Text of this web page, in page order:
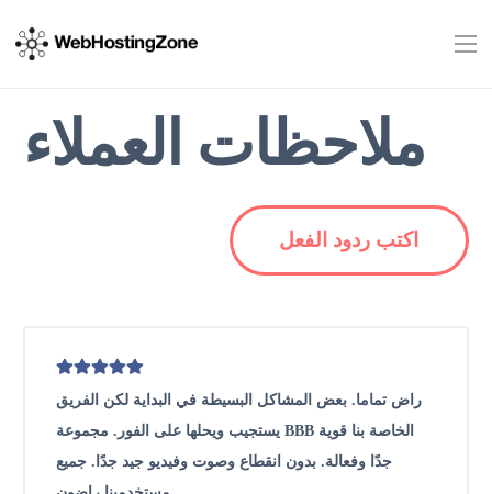
ملاحظات العملاء
اكتب ردود الفعل
راض تماما. بعض المشاكل البسيطة في البداية لكن الفريق
يستجيب ويحلها على الفور. مجموعة BBB الخاصة بنا قوية
جدًا وفعالة. بدون انقطاع وصوت وفيديو جيد جدًا. جميع